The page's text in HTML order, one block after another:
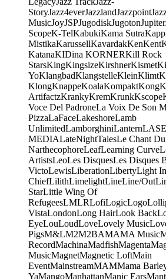
StoryJazz4everJazzlandJazzpoint
MusicJoyJSPJugodiskJugotonJupiter
ScopeK-TelKabukiKama SutraKapp
MistikaKarussellKavardakKenKent
KatanaKIDina KORNERKill Rock
StarsKingKingsizeKirshnerKismet
YoKlangbadKlangstelleKleinKlimt
KlongKnappeKoalaKompaktKong
ArtifactzKrankyKremKrunkKscope
Voce Del PadroneLa Voix De Son
PizzaLaFaceLakeshoreLamb
UnlimitedLamborghiniLantern
MEDIALateNightTalesLe Chant
NarthecophoreLeafLearning Curve
ArtistsLeoLes DisquesLes Disques
VictoLewisLiberationLibertyLight
ChiefLilithLimelightLineLine/
StarLittle Wing Of
RefugeesLMLRLofiLogicLogo
VistaLondonLong HairLook Back
EyeLouLoudLoveLovely Music
PigsM&LM2M2BAMAMA Music
RecordMachinaMadfishMagenta
MusicMagnetMagnetic LoftMain
EventMainstreamMAMMama
YaMangoManhattanManic Ears